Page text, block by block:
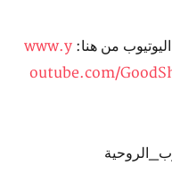
من هنا: www.y
outube.com/